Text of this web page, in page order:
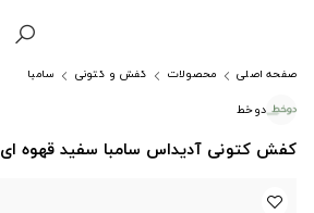
صفحه اصلی محصولات کفش و کتونی
سامبا
دوخط
کفش کتونی آدیداس سامبا سفید قهوه ای